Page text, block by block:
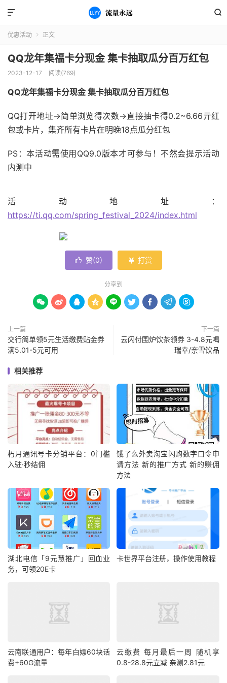


优惠活动  正文
QQ龙年集福卡分现金 集卡抽取瓜分百万红包
2023-12-17 阅读(769)
QQ龙年集福卡分现金 集卡抽取瓜分百万红包
QQ打开地址->简单浏览得次数->直接抽卡得0.2~6.66亓红
包或卡片，集齐所有卡片在明晚18点瓜分红包
PS：本活动需使用QQ9.0版本才可参与！不然会提示活动
内测中
活动地址：
https://ti.qq.com/spring_festival_2024/index.html
 赞(0)  打赏
分享到
        
上一篇
交行简单领5元生活缴费贴金券
满5.01-5元可用
下一篇
云闪付围炉饮茶领券 3-4.8元喝
瑞幸/奈雪饮品
相关推荐
朽月通讯号卡分销平台：0门槛
入驻·秒结佣
饿了么外卖淘宝闪购数字口令申
请方法 新的推广方式 新的赚佣
方法
湖北电信「9元慧推广」回血业
务，可领20E卡
卡世界平台注册，操作使用教程
云南联通用户：每年白嫖60块话
费+60G流量
云缴费 每月最后一周 随机享
0.8-28.8元立减 亲测2.81元